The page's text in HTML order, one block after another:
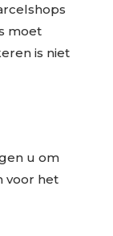
moet
is niet
u om
voor het